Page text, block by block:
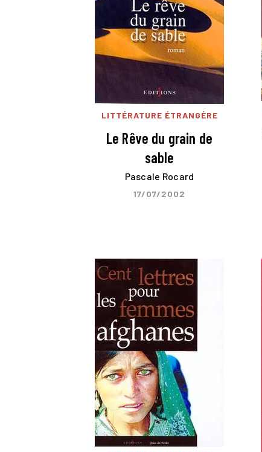
LITTÉRATURE ÉTRANGÈRE
Le Rêve du grain de
sable
Pascale Rocard
17/07/2002